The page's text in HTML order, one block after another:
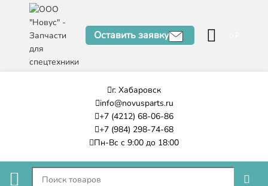
Оставить заявку
г. Хабаровск
info@novusparts.ru
+7 (4212) 68-06-86
+7 (984) 298-74-68
Пн-Вс с 9:00 до 18:00